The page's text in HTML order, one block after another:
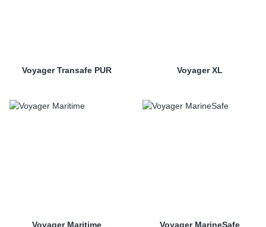
Voyager Transafe PUR Voyager XL
Voyager Maritime Voyager MarineSafe